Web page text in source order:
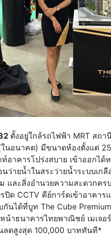
ตั้งอยู่ใกล้รถไฟฟ้า MRT สถ
นอนาคต) มีขนาดห้องตั้งแต่
ท์อาคารโปร่งสบาย เข้าออกไ
ว่ายน้ำในสระว่ายน้ำระบบเก
และสิ่งอำนวยความสะดวกคร
ปิด CCTV คีย์การ์ดเข้าอาคา
นได้ที่บูท The Cube
าธนาคารไทยพาณิชย์ เมเจอ
ดสูงสุด 100,000 บาททันที*